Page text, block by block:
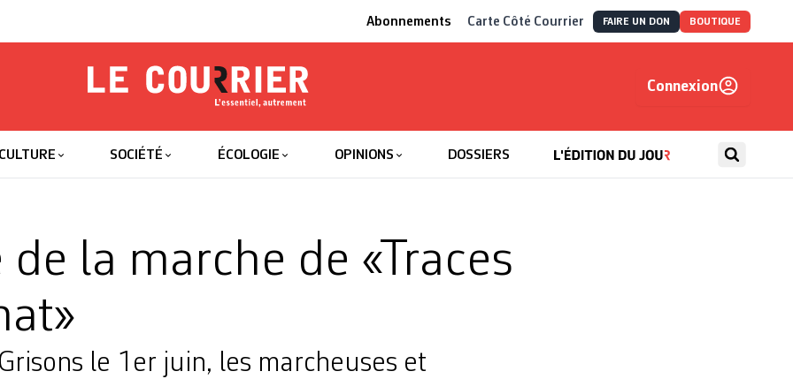
Abonnements Carte Côté Courrier FAIRE UN DON BOUTIQUE
Le Courrier
Connexion
CULTURE SOCIÉTÉ ÉCOLOGIE OPINIONS DOSSIERS
de la marche de «Traces
le 1er juin, les marcheuses et